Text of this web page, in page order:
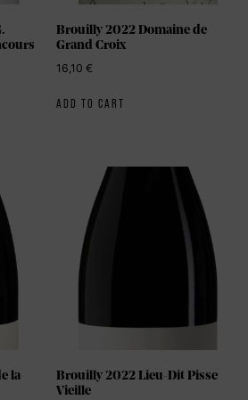
Brouilly 2022 Domaine de
Grand Croix
16,10 €
ADD TO CART
la
Brouilly 2022 Lieu-Dit Pisse
Vieille